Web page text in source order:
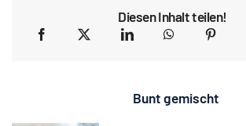
Diesen Inhalt teilen!
Bunt gemischt